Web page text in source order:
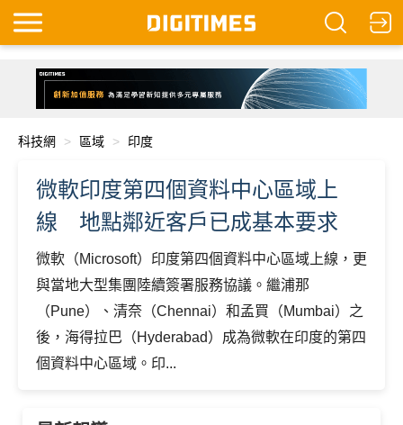
科技網 區域 印度
微軟印度第四個資料中心區域上
線 地點鄰近客戶已成基本要求
微軟（Microsoft）印度第四個資料中心區域上線，更
與當地大型集團陸續簽署服務協議。繼浦那
（Pune）、清奈（Chennai）和孟買（Mumbai）之
後，海得拉巴（Hyderabad）成為微軟在印度的第四
個資料中心區域。印...